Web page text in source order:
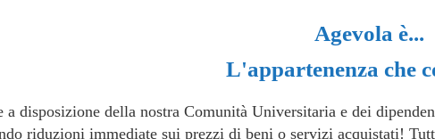
Agevola è...
L'appartenenza che
a disposizione della nostra Comunità Universitaria e dei
riduzioni immediate sui prezzi di beni o servizi acquistati!